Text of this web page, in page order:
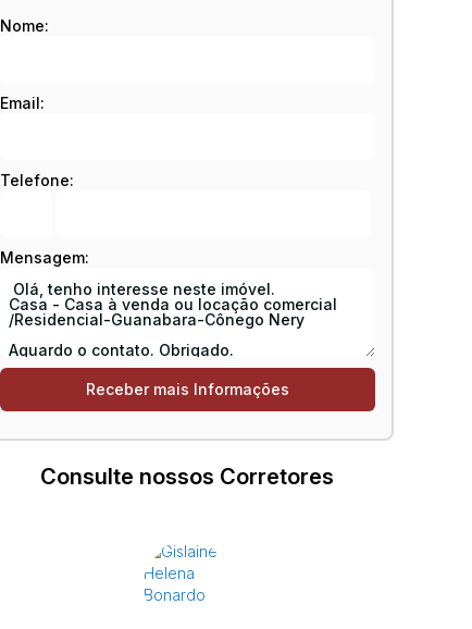
Nome:
Email:
Telefone:
Mensagem:
Consulte nossos Corretores